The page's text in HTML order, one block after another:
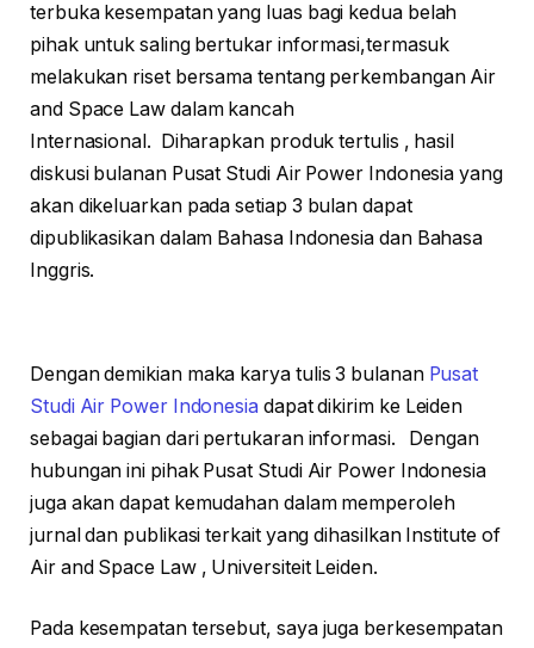
terbuka kesempatan yang luas bagi kedua belah
pihak untuk saling bertukar informasi,termasuk
melakukan riset bersama tentang perkembangan Air
and Space Law dalam kancah
Internasional. Diharapkan produk tertulis , hasil
diskusi bulanan Pusat Studi Air Power Indonesia yang
akan dikeluarkan pada setiap 3 bulan dapat
dipublikasikan dalam Bahasa Indonesia dan Bahasa
Inggris.
Dengan demikian maka karya tulis 3 bulanan Pusat
Studi Air Power Indonesia dapat dikirim ke Leiden
sebagai bagian dari pertukaran informasi. Dengan
hubungan ini pihak Pusat Studi Air Power Indonesia
juga akan dapat kemudahan dalam memperoleh
jurnal dan publikasi terkait yang dihasilkan Institute of
Air and Space Law , Universiteit Leiden.
Pada kesempatan tersebut, saya juga berkesempatan